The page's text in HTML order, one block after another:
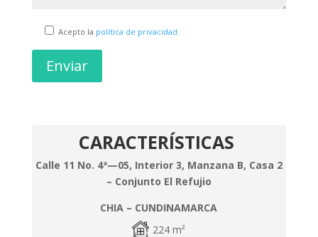
Acepto la política de privacidad.
Enviar
CARACTERÍSTICAS
Calle 11 No. 4ª—05, Interior 3, Manzana B, Casa 2
– Conjunto El Refujio
CHIA – CUNDINAMARCA
224 m²